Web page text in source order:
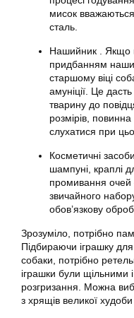
мисок
сталь.
Нашийник . Якщо
придбанням
старшому віці
амуніції. Це
тварину до
розмірів, повинна
слухатися при
Косметичні
шампуні, краплі
промивання очей
звичайного
обов’язкову
Зрозуміло, потрібно
Підбираючи іграшку
собаки, потрібно
іграшки були щільними
розгризання. Можна
з хрящів великої худоби .